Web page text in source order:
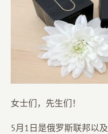
女士们，先生们！
5月1日是俄罗斯联邦以及